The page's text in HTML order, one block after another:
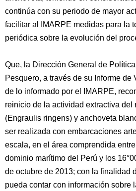
continúa con su periodo de mayor
facilitar al IMARPE medidas para la
periódica sobre la evolución del
Que, la Dirección General de
Pesquero, a través de su Informe de
de lo informado por el IMARPE,
reinicio de la actividad extractiva del
(Engraulis ringens) y anchoveta
ser realizada con embarcaciones
escala, en el área comprendida
dominio marítimo del Perú y los
de octubre de 2013; con la finalidad
pueda contar con información sobre